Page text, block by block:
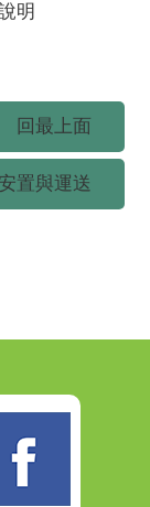
明
回最上面
置與運送